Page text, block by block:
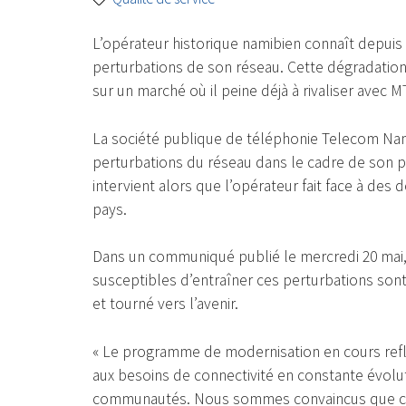
L’opérateur historique namibien connaît
perturbations de son réseau. Cette
sur un marché où il peine déjà à rivaliser avec
La société publique de téléphonie Telecom
perturbations du réseau dans le cadre de son
intervient alors que l’opérateur fait face à des
pays.
Dans un communiqué publié le mercredi 20
susceptibles d’entraîner ces perturbations
et tourné vers l’avenir.
« Le programme de modernisation en cours
aux besoins de connectivité en constante
communautés. Nous sommes convaincus